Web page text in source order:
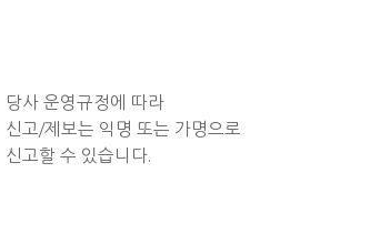
당사 운영규정에 따라
신고/제보는 익명 또는 가명으로
신고할 수 있습니다.